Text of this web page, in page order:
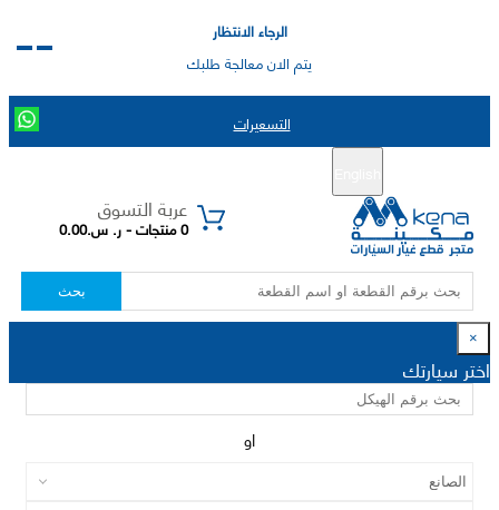
الرجاء الانتظار
يتم الان معالجة طلبك
التسعيرات
عربة التسوق
0 منتجات - ر. س.0.00
بحث
×
اختر سيارتك
او